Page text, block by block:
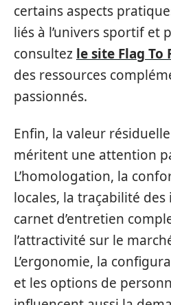
certains aspects
liés à l’univers sportif et
consultez le site Flag To
des ressources
passionnés.
Enfin, la valeur
méritent une attention
L’homologation, la
locales, la traçabilité
carnet d’entretien
l’attractivité sur le
L’ergonomie, la
et les options de